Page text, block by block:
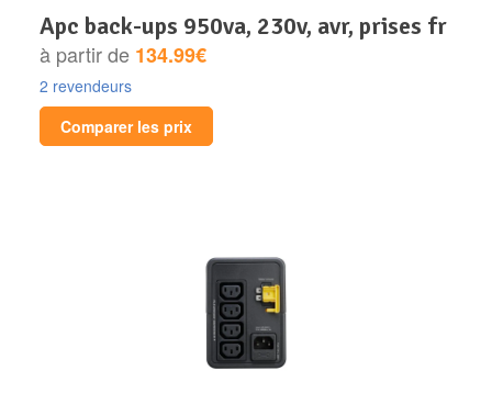
apc back-ups 950va, 230v, avr, prises fr
à partir de 134.99€
2 revendeurs
Comparer les prix